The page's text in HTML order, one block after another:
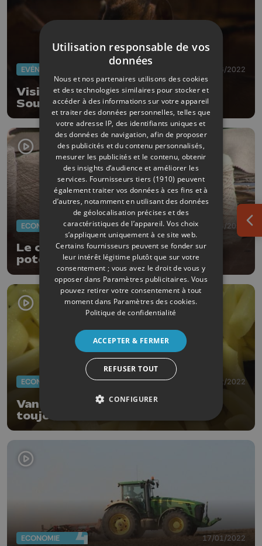
EVÈNEMENTS 25/06/2022
Visites gratuites de fermes à
Soumagne, Esneux, Stoumont,
Donceel, Berloz et Awans ce week-
end
ECONOMIE 10/06/2022
Le chanvre textile a de réelles
potentialités en Belgique
ECONOMIE 03/02/2022
Van Colen Potatoes: la frite a
toujours la cote !
ECONOMIE 17/01/2022
Utilisation responsable de vos
données
Nous et nos partenaires utilisons des cookies
et des technologies similaires pour stocker et
accéder à des informations sur votre appareil
et traiter des données personnelles, telles que
votre adresse IP, des identifiants uniques et
des données de navigation, afin de proposer
des publicités et du contenu personnalisés,
mesurer les publicités et le contenu, obtenir
des insights d’audience et améliorer les
services. Fournisseurs tiers (1910) peuvent
également traiter vos données à ces fins et à
d’autres, notamment en utilisant des données
de géolocalisation précises et des
caractéristiques de l’appareil. Vos choix
s’appliquent uniquement à ce site web.
Certains fournisseurs peuvent se fonder sur
leur intérêt légitime plutôt que sur votre
consentement ; vous avez le droit de vous y
opposer dans Paramètres publicitaires. Vous
pouvez retirer votre consentement à tout
moment dans Paramètres des cookies.
Politique de confidentialité
ACCEPTER & FERMER
REFUSER TOUT
CONFIGURER